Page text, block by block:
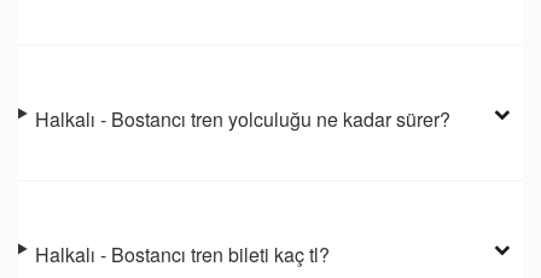
Halkalı - Bostancı tren yolculuğu ne kadar sürer?
Halkalı - Bostancı tren bileti kaç tl?